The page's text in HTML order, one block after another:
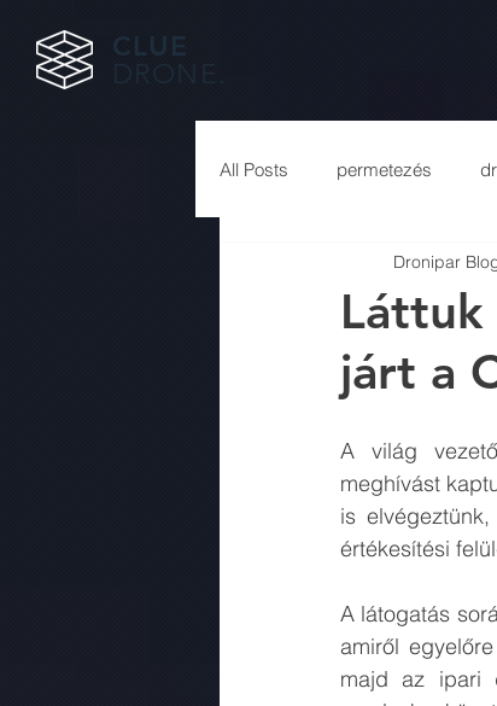
CLUE
DRONE.
All Posts permetezés
Láttuk
járt a
Dronipar
A világ
meghívást
is
értékesítési
A látogatás
amiről
majd az ipari